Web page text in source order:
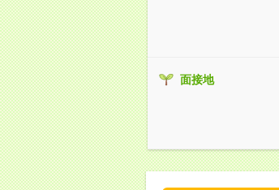
面接地